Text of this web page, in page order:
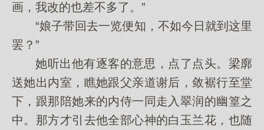
画，我改的也差不多了。”
“娘子带回去一览便知，不如今日就到这里
罢？”
她听出他有逐客的意思，点了点头。梁廓
送她出内室，瞧她跟父亲道谢后，敛裾行至堂
下，跟那陪她来的内侍一同走入翠润的幽篁之
中。那方才引去他全部心神的白玉兰花，也随